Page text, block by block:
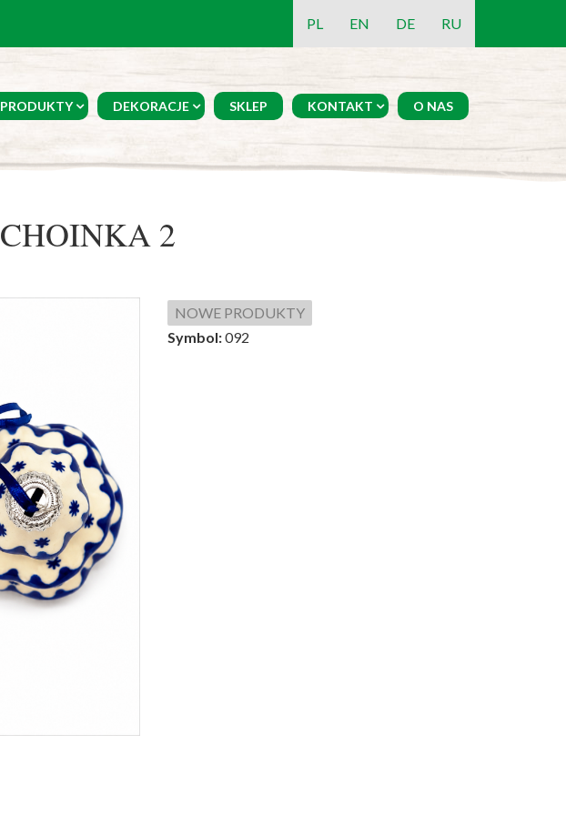
PL EN DE RU
PRODUKTY DEKORACJE SKLEP KONTAKT O NAS
CHOINKA 2
NOWE PRODUKTY
Symbol:092